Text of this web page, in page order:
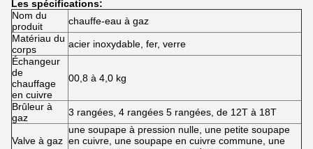
Les spécifications:
Nom du
produit
chauffe-eau à gaz
Matériau du
corps
acier inoxydable, fer, verre
Échangeur
de
chauffage
en cuivre
00,8 à 4,0 kg
Brûleur à
gaz
3 rangées, 4 rangées 5 rangées, de 12T à 18T
Valve à gaz
une soupape à pression nulle, une petite soupape
en cuivre, une soupape en cuivre commune, une